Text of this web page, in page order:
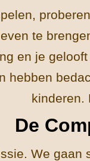
te
en je
hebben
kinderen.
De
We